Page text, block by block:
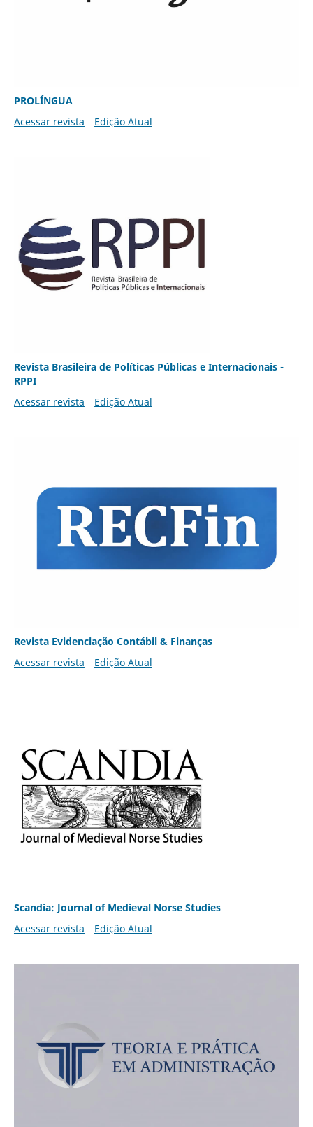
PROLÍNGUA
Acessar revista
Edição Atual
Revista Brasileira de Políticas Públicas e Internacionais -
RPPI
Acessar revista
Edição Atual
Revista Evidenciação Contábil & Finanças
Acessar revista
Edição Atual
Scandia: Journal of Medieval Norse Studies
Acessar revista
Edição Atual